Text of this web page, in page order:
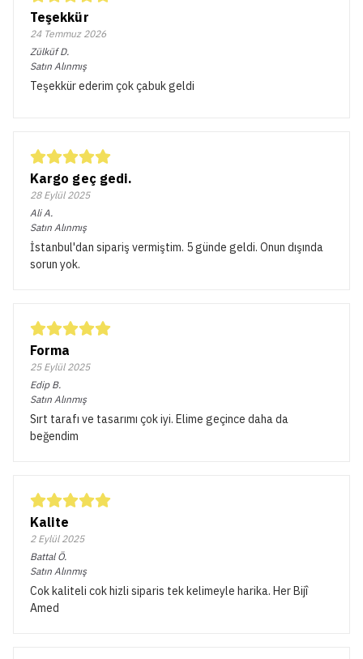
Teşekkür
24 Temmuz 2026
Zülküf D.
Satın Alınmış
Teşekkür ederim çok çabuk geldi
Kargo geç gedi.
28 Eylül 2025
Ali A.
Satın Alınmış
İstanbul'dan sipariş vermiştim. 5 günde geldi. Onun dışında
sorun yok.
Forma
25 Eylül 2025
Edip B.
Satın Alınmış
Sırt tarafı ve tasarımı çok iyi. Elime geçince daha da
beğendim
Kalite
2 Eylül 2025
Battal Ö.
Satın Alınmış
Cok kaliteli cok hizli siparis tek kelimeyle harika. Her Bijî
Amed